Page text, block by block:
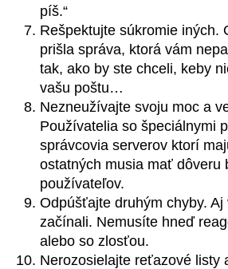
píš.“
Rešpektujte súkromie iných.
prišla správa, ktorá vám
tak, ako by ste chceli, keby
vašu poštu…
Nezneužívajte svoju moc a
Používatelia so špeciálnymi
správcovia serverov ktorí
ostatných musia mať dôveru
používateľov.
Odpúšťajte druhým chyby. Aj
začínali. Nemusíte hneď
alebo so zlosťou.
Nerozosielajte reťazové listy